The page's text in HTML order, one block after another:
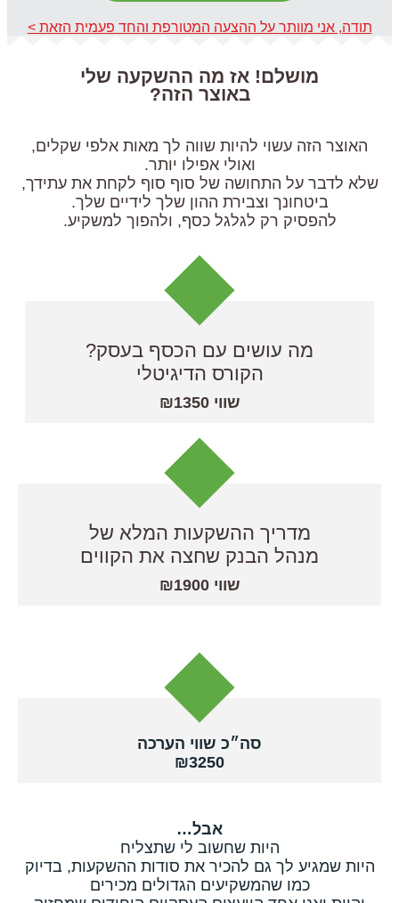
תודה, אני מוותר על ההצעה המטורפת והחד פעמית הזאת >
מושלם! אז מה ההשקעה שלי
באוצר הזה?
האוצר הזה עשוי להיות שווה לך מאות אלפי שקלים,
ואולי אפילו יותר.
שלא לדבר על התחושה של סוף סוף לקחת את עתידך,
ביטחונך וצבירת ההון שלך לידיים שלך.
להפסיק רק לגלגל כסף, ולהפוך למשקיע.
מה עושים עם הכסף בעסק?
הקורס הדיגיטלי
שווי ₪1350
מדריך ההשקעות המלא של
מנהל הבנק שחצה את הקווים
שווי ₪1900
סה״כ שווי הערכה
₪3250
אבל…
היות שחשוב לי שתצליח
היות שמגיע לך גם להכיר את סודות ההשקעות, בדיוק
כמו שהמשקיעים הגדולים מכירים